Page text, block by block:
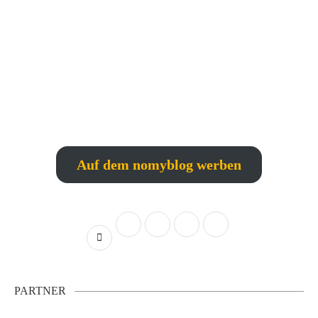
Auf dem nomyblog werben
PARTNER